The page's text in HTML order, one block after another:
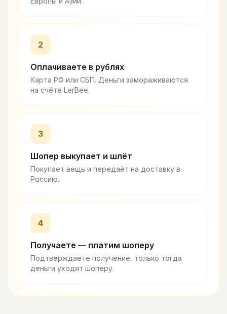
2
Оплачиваете в рублях
Карта РФ или СБП. Деньги замораживаются
на счёте LerBee.
3
Шопер выкупает и шлёт
Покупает вещь и передаёт на доставку в
Россию.
4
Получаете — платим шоперу
Подтверждаете получение, только тогда
деньги уходят шоперу.